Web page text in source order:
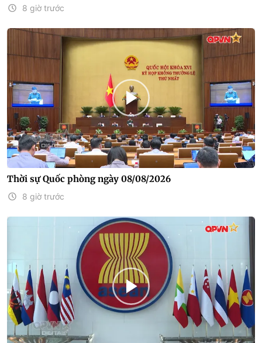
8 giờ trước
Thời sự Quốc phòng ngày 08/08/2026
8 giờ trước